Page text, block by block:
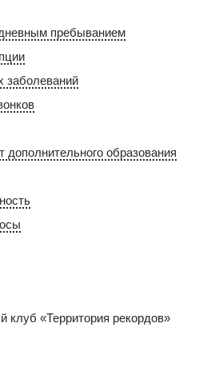
пребыванием
заболеваний
образования
клуб «Территория рекордов»